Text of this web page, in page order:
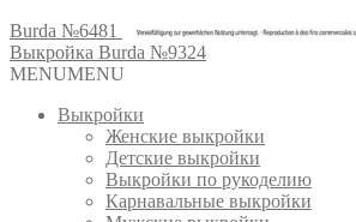
Burda №6481
Выкройка Burda №9324
MENUMENU
Выкройки
Женские выкройки
Детские выкройки
Выкройки по рукоделию
Карнавальные выкройки